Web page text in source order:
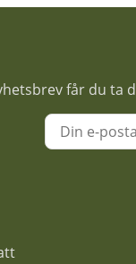
får du ta